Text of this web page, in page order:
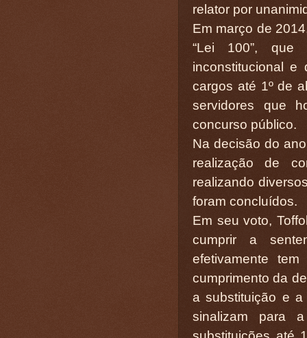
relator por
Em março de
“Lei 100”, que
inconstitucional e
cargos até 1º de
servidores que
concurso público.
Na decisão do
realização de
realizando
foram concluídos.
Em seu voto,
cumprir a
efetivamente
cumprimento da
a substituição e a
sinalizam para